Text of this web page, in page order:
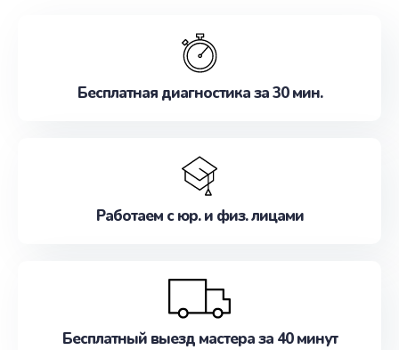
Бесплатная диагностика за 30 мин.
Работаем с юр. и физ. лицами
Бесплатный выезд мастера за 40 минут